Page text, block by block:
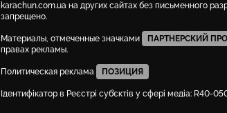
karachun.com.ua на других сайтах без письменного
запрещено.
Материалы, отмеченные значками ПАРТНЕРСКИЙ
правах рекламы.
Политическая реклама ПОЗИЦИЯ
Ідентифікатор в Реєстрі суб’єктів у сфері медіа: R40-